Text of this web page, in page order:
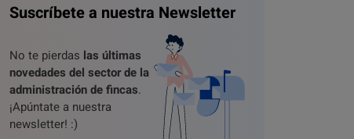
Suscríbete a nuestra Newsletter
No te pierdas las últimas
novedades del sector de la
administración de fincas.
¡Apúntate a nuestra
newsletter! :)